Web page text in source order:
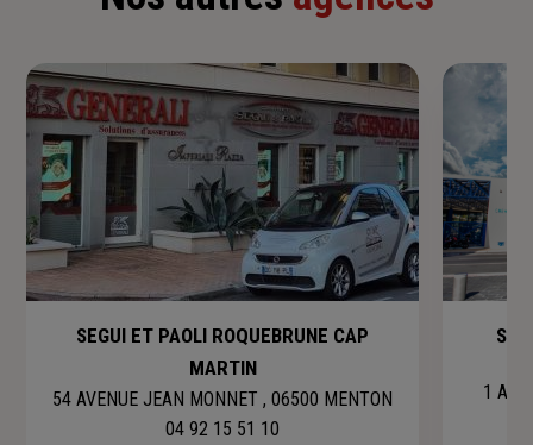
SEGUI ET PAOLI ROQUEBRUNE CAP
MARTIN
54 AVENUE JEAN MONNET , 06500 MENTON
04 92 15 51 10
1